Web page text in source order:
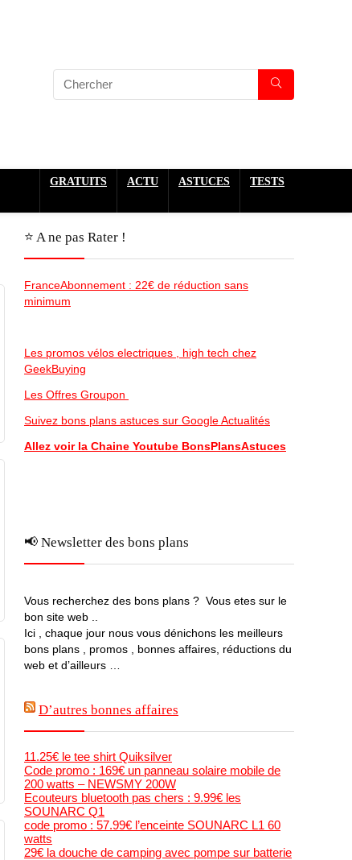
GRATUITS ACTU ASTUCES TESTS
⭐️ A ne pas Rater !
FranceAbonnement : 22€ de réduction sans
minimum
Les promos vélos electriques , high tech chez
GeekBuying
Les Offres Groupon
Suivez bons plans astuces sur Google Actualités
Allez voir la Chaine Youtube BonsPlansAstuces
📢 Newsletter des bons plans
Vous recherchez des bons plans ? Vous etes sur le
bon site web ..
Ici , chaque jour nous vous dénichons les meilleurs
bons plans , promos , bonnes affaires, réductions du
web et d’ailleurs …
D’autres bonnes affaires
11.25€ le tee shirt Quiksilver
Code promo : 169€ un panneau solaire mobile de
200 watts – NEWSMY 200W
Ecouteurs bluetooth pas chers : 9.99€ les
SOUNARC Q1
code promo : 57.99€ l’enceinte SOUNARC L1 60
watts
29€ la douche de camping avec pompe sur batterie